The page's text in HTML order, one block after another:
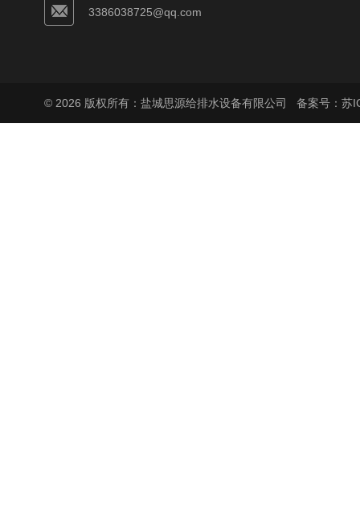
3386038725@qq.com
© 2026 版权所有：盐城思源给排水设备有限公司 备案号：苏